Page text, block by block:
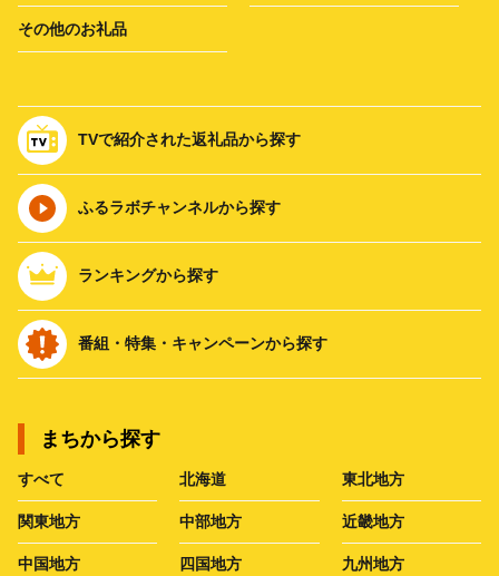
その他のお礼品
TVで紹介された返礼品から探す
ふるラボチャンネルから探す
ランキングから探す
番組・特集・キャンペーンから探す
まちから探す
すべて 北海道 東北地方
関東地方 中部地方 近畿地方
中国地方 四国地方 九州地方